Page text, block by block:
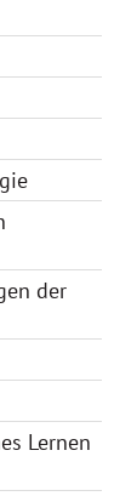
der
Lernen